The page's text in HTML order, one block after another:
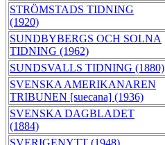
STRÖMSTADS TIDNING
(1920)
SUNDBYBERGS OCH SOLNA
TIDNING (1962)
SUNDSVALLS TIDNING (1880)
SVENSKA AMERIKANAREN
TRIBUNEN [suecana] (1936)
SVENSKA DAGBLADET
(1884)